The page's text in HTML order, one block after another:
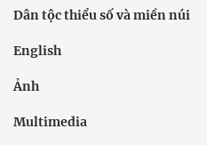
Dân tộc thiểu số và miền núi
English
Ảnh
Multimedia